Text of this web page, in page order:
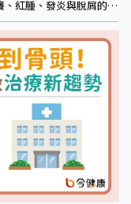
紅腫、發炎與脫屑的症